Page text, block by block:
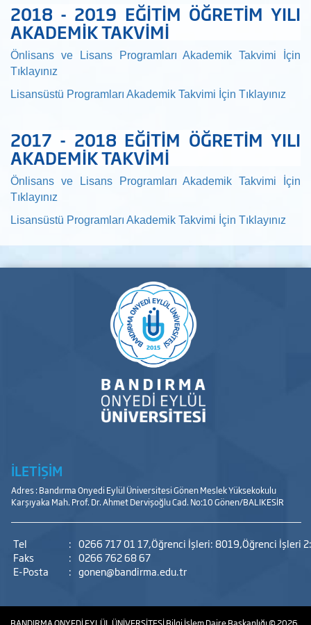
2018 - 2019 EĞİTİM ÖĞRETİM YILI
AKADEMİK TAKVİMİ
Önlisans ve Lisans Programları Akademik Takvimi İçin
Tıklayınız
Lisansüstü Programları Akademik Takvimi İçin Tıklayınız
2017 - 2018 EĞİTİM ÖĞRETİM YILI
AKADEMİK TAKVİMİ
Önlisans ve Lisans Programları Akademik Takvimi İçin
Tıklayınız
Lisansüstü Programları Akademik Takvimi İçin Tıklayınız
İLETİŞİM
Adres : Bandırma Onyedi Eylül Üniversitesi Gönen Meslek Yüksekokulu
Karşıyaka Mah. Prof. Dr. Ahmet Dervişoğlu Cad. No:10 Gönen/BALIKESİR
Tel : 0266 717 01 17,Öğrenci İşleri: 8019,Öğrenci İşleri
Faks
: 0266 762 68 67
E-Posta
: gonen@bandirma.edu.tr